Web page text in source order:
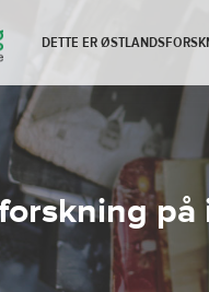
DETTE ER